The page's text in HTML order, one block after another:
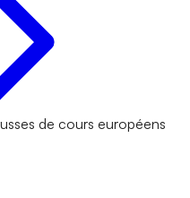
de cours européens